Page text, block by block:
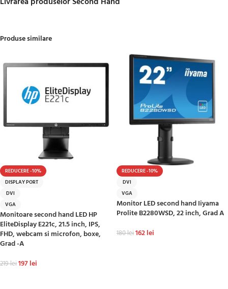
Produse similare
REDUCERE -10%
DISPLAY PORT
DVI
VGA
Monitoare second hand LED HP
EliteDisplay E221c, 21.5 inch, IPS,
FHD, webcam si microfon, boxe,
Grad -A
219lei197lei
REDUCERE -10%
DVI
VGA
Monitor LED second hand Iiyama
Prolite B2280WSD, 22 inch, Grad A
180lei162lei